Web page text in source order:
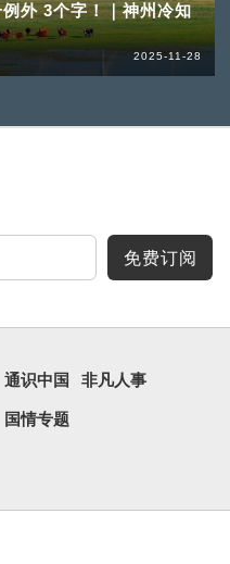
外 3个字！｜神州冷知
2025-11-28
免费订阅
通识中国 非凡人事
国情专题